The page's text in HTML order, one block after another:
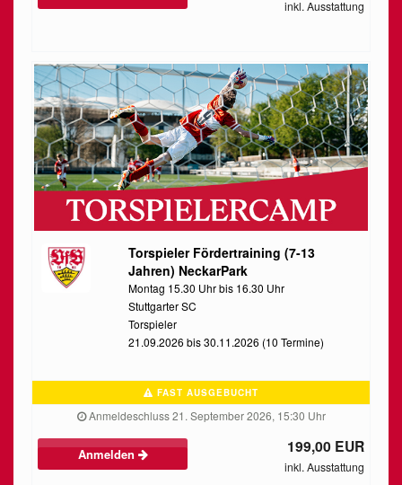
inkl. Ausstattung
Torspieler Fördertraining (7-13
Jahren) NeckarPark
Montag 15.30 Uhr bis 16.30 Uhr
Stuttgarter SC
Torspieler
21.09.2026 bis 30.11.2026 (10 Termine)
FAST AUSGEBUCHT
Anmeldeschluss 21. September 2026, 15:30 Uhr
Anmelden 199,00 EUR
inkl. Ausstattung